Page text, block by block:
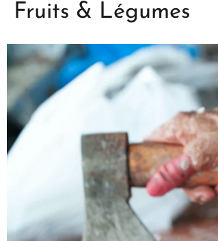
Fruits & Légumes